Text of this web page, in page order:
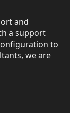
and
a support
to
we are